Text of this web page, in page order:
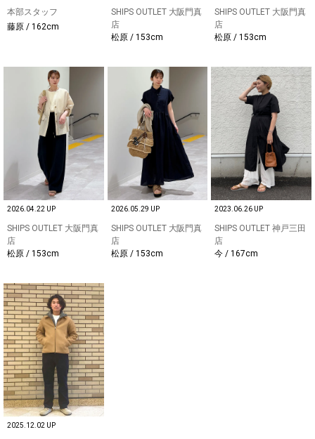
本部スタッフ
藤原 / 162cm
SHIPS OUTLET 大阪門真
店
松原 / 153cm
SHIPS OUTLET 大阪門真
店
松原 / 153cm
2026.04.22 UP
SHIPS OUTLET 大阪門真
店
松原 / 153cm
2026.05.29 UP
SHIPS OUTLET 大阪門真
店
松原 / 153cm
2023.06.26 UP
SHIPS OUTLET 神戸三田
店
今 / 167cm
2025.12.02 UP